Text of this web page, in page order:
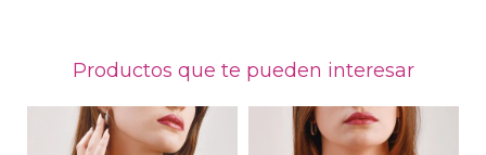
Productos que te pueden interesar